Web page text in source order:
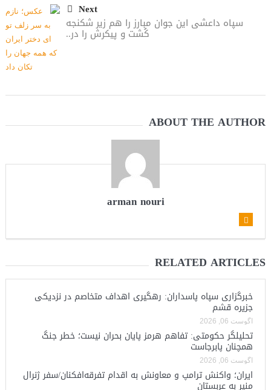
سنتکام: ما همچنان به اعمال محاصره علیه رژیم ایران ادامه
Next
سپاه داعشی این جوان مبارز را هم زیر شکنجه
کُشت و پیکرش را در..
ABOUT THE AUTHOR
arman nouri
RELATED ARTICLES
خبرگزاری سپاه پاسداران: رهگیری اهداف متخاصم در نزدیکی
جزیره قشم
آگوست 06, 2026
تحلیلگر حکومتی: تفاهم هرمز پایان بحران نیست؛ خطر جنگ
همچنان پابرجاست
آگوست 06, 2026
ایران؛ واکنش ترامپ و معاونش به اقدام تفرقه‌افکنان/سفر ژنرال
منیر به عربستان